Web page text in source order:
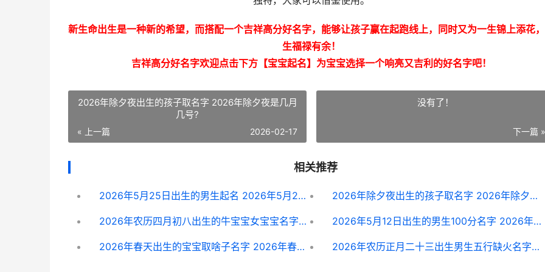
新生命出生是一种新的希望，而搭配一个吉祥高分好名字，能够让孩子赢在起跑线上，同时又为一生锦上添花
生福禄有余！
吉祥高分好名字欢迎点击下方【宝宝起名】为宝宝选择一个响亮又吉利的好名字吧！
2026年除夕夜出生的孩子取名字 2026年除夕夜是几月
几号?
« 上一篇 2026-02-17
没有了！
下一篇 »
相关推荐
2026年5月25日出生的男生起名 2026年5月25日出生运势如何 2026年除夕夜出生的孩子取名字 2026年除夕夜是几月几号?
2026年农历四月初八出生的牛宝宝女宝宝名字锦集 2026年农历四月十一是什么命 2026年5月12日出生的男生100分名字 2026年5月12日星期几
2026年春天出生的宝宝取啥子名字 2026年春天出生的女孩名字 2026年农历正月二十三出生男生五行缺火名字好听又有意义 2026年农历正月二十六能动土建房